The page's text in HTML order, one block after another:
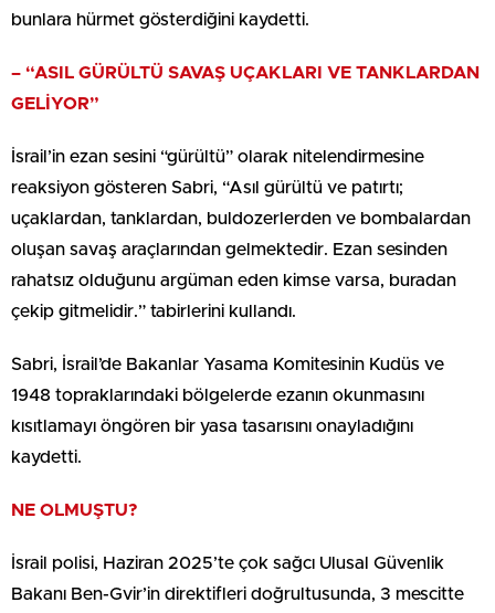
bunlara hürmet gösterdiğini kaydetti.
– “ASIL GÜRÜLTÜ SAVAŞ UÇAKLARI VE TANKLARDAN
GELİYOR”
İsrail’in ezan sesini “gürültü” olarak nitelendirmesine
reaksiyon gösteren Sabri, “Asıl gürültü ve patırtı;
uçaklardan, tanklardan, buldozerlerden ve bombalardan
oluşan savaş araçlarından gelmektedir. Ezan sesinden
rahatsız olduğunu argüman eden kimse varsa, buradan
çekip gitmelidir.” tabirlerini kullandı.
Sabri, İsrail’de Bakanlar Yasama Komitesinin Kudüs ve
1948 topraklarındaki bölgelerde ezanın okunmasını
kısıtlamayı öngören bir yasa tasarısını onayladığını
kaydetti.
NE OLMUŞTU?
İsrail polisi, Haziran 2025’te çok sağcı Ulusal Güvenlik
Bakanı Ben-Gvir’in direktifleri doğrultusunda, 3 mescitte